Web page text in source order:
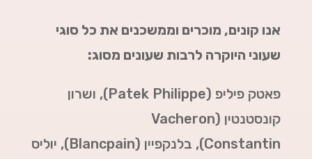
אנו קונים, מוכרים וממשכנים את כל סוגי
שעוני היוקרה לרבות שעונים מסוג:
פאטק פיליפ (Patek Philippe),
ושרון
קונסטנטין (Vacheron
Constantin),
בלנקפיין (Blancpain),
יוליס